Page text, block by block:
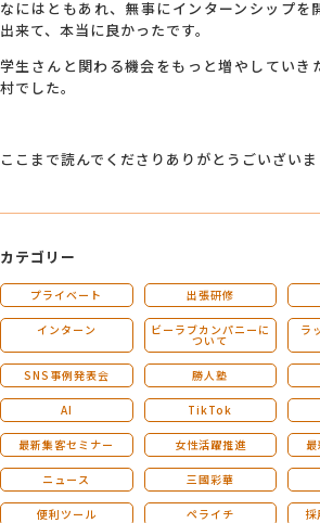
なにはともあれ、無事にインターンシップを
出来て、本当に良かったです。
学生さんと関わる機会をもっと増やしていき
村でした。
ここまで読んでくださりありがとうごいざいま
カテゴリー
プライベート 出張研修
インターン ビーラブカンパニーに
ついて
ラ
SNS事例発表会 勝人塾
AI TikTok
最新集客セミナー 女性活躍推進
ニュース 三國彩華
便利ツール ペライチ 採